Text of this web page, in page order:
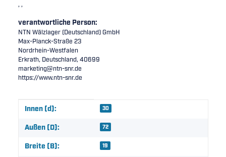
, ,
verantwortliche Person:
NTN Wälzlager (Deutschland) GmbH
Max-Planck-Straße 23
Nordrhein-Westfalen
Erkrath, Deutschland, 40699
marketing@ntn-snr.de
https://www.ntn-snr.de
Produkteigenschaft
Wert
Innen (d): 30
Außen (D): 72
Breite (B): 19